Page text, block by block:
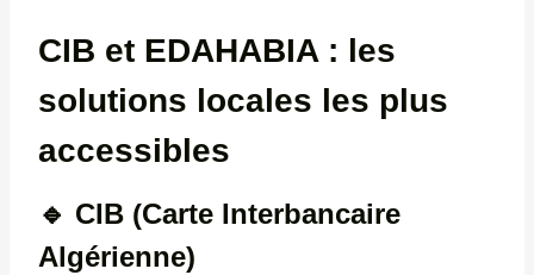
CIB et EDAHABIA : les
solutions locales les plus
accessibles
🔹 CIB (Carte Interbancaire
Algérienne)